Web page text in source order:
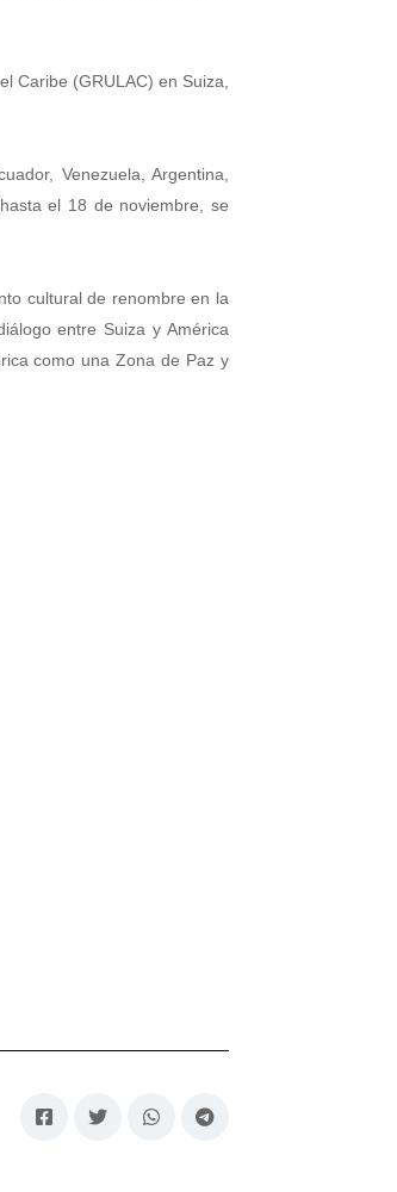
Caribe (GRULAC) en Suiza,
Venezuela, Argentina,
el 18 de noviembre, se
cultural de renombre en la
entre Suiza y América
como una Zona de Paz y